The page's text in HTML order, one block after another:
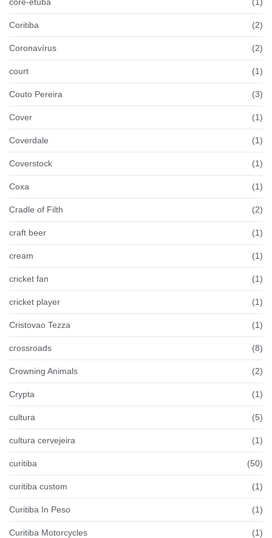
Coritiba (2)
Coronavírus (2)
court (1)
Couto Pereira (3)
Cover (1)
Coverdale (1)
Coverstock (1)
Coxa (1)
Cradle of Filth (2)
craft beer (1)
cream (1)
cricket fan (1)
cricket player (1)
Cristovao Tezza (1)
crossroads (8)
Crowning Animals (2)
Crypta (1)
cultura (5)
cultura cervejeira (1)
curitiba (50)
curitiba custom (1)
Curitiba In Peso (1)
Curitiba Motorcycles (1)